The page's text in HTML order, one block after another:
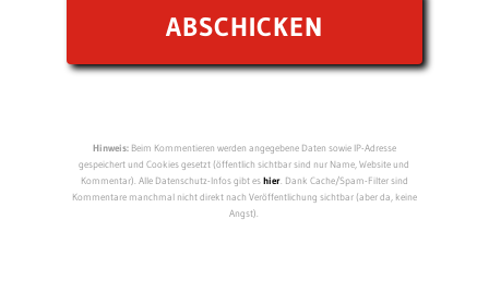
Hinweis:Beim Kommentieren werden angegebene Daten sowie IP-Adresse
gespeichert und Cookies gesetzt (öffentlich sichtbar sind nur Name, Website und
Kommentar). Alle Datenschutz-Infos gibt eshier. Dank Cache/Spam-Filter sind
Kommentare manchmal nicht direkt nach Veröffentlichung sichtbar (aber da, keine
Angst).